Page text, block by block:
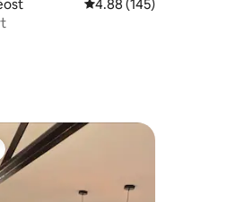
Penarafan purata 4.88
4.88 (145)